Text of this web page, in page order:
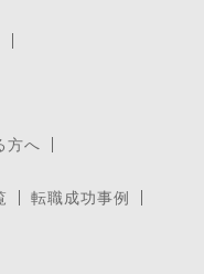
方へ
転職成功事例